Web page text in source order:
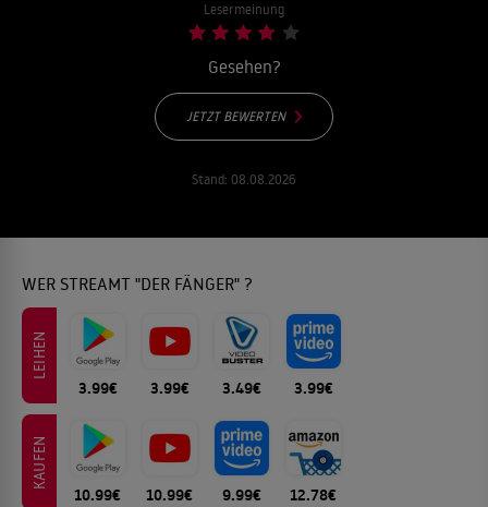
Lesermeinung
Gesehen?
JETZT BEWERTEN
Stand: 08.08.2026
WER STREAMT "DER FÄNGER" ?
LEIHEN
3.99€ 3.99€ 3.49€ 3.99€
KAUFEN
10.99€ 10.99€ 9.99€ 12.78€